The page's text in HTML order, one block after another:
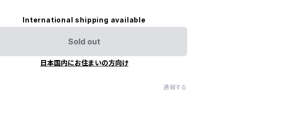
International shipping available
Sold out
日本国内にお住まいの方向け
通報する